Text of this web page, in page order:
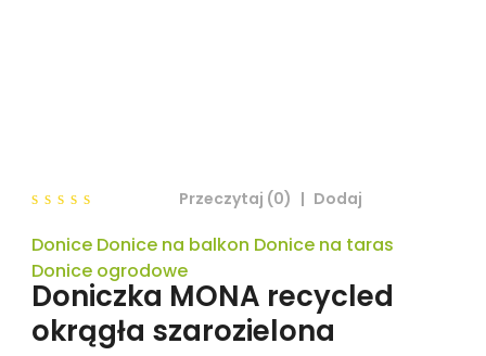
out
5
Przeczytaj (0) | Dodaj
Donice Donice na balkon Donice na taras
Donice ogrodowe
Doniczka MONA recycled
okrągła szarozielona